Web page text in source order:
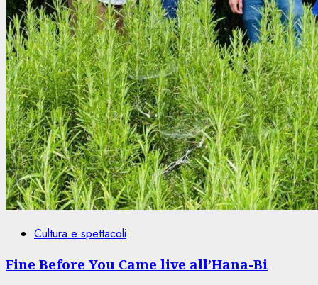
Cultura e spettacoli
Fine Before You Came live all’Hana-Bi